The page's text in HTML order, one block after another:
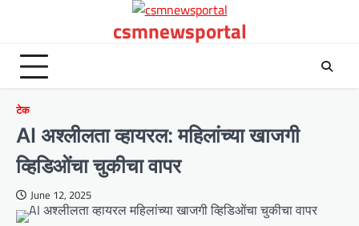
csmnewsportal
टेक
AI अश्लीलता व्हायरल: महिलांच्या खाजगी
व्हिडिओंचा चुकीचा वापर
June 12, 2025